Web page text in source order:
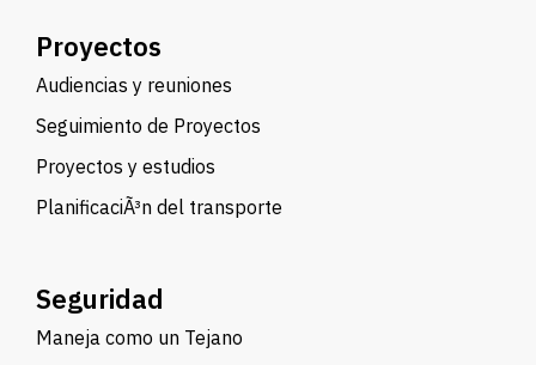
Proyectos
Audiencias y reuniones
Seguimiento de Proyectos
Proyectos y estudios
PlanificaciÃ³n del transporte
Seguridad
Maneja como un Tejano